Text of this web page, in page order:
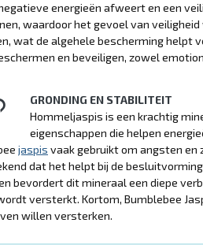
energieën afweert en een
waardoor het gevoel van
wat de algehele bescherming helpt
en beveiligen, zowel
GRONDING EN STABILITEIT
Hommeljaspis is een krachtig
eigenschappen die helpen
jaspis vaak gebruikt om angsten en
dat het helpt bij de
bevordert dit mineraal een diepe
versterkt. Kortom, Bumblebee
willen versterken.